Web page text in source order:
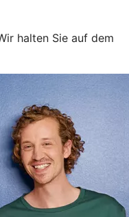
halten Sie auf dem